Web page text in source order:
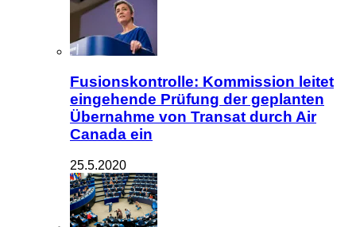
Fusionskontrolle: Kommission leitet
eingehende Prüfung der geplanten
Übernahme von Transat durch Air
Canada ein
25.5.2020